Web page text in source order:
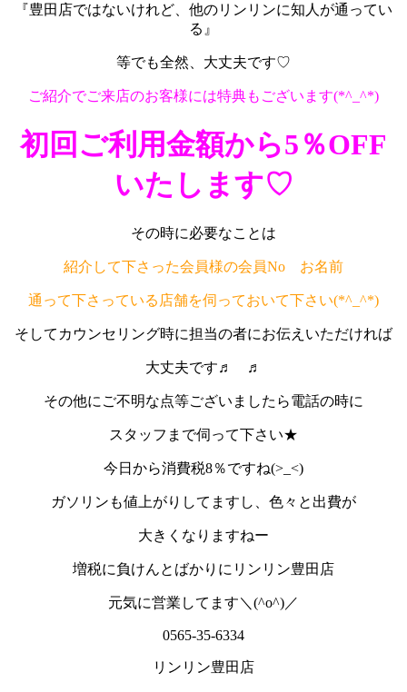
『豊田店ではないけれど、他のリンリンに知人が通ってい
る』
等でも全然、大丈夫です♡
ご紹介でご来店のお客様には特典もございます(*^_^*)
初回ご利用金額から5％OFF
いたします♡
その時に必要なことは
紹介して下さった会員様の会員No お名前
通って下さっている店舗を伺っておいて下さい(*^_^*)
そしてカウンセリング時に担当の者にお伝えいただければ
大丈夫です♬ ♬
その他にご不明な点等ございましたら電話の時に
スタッフまで伺って下さい★
今日から消費税8％ですね(>_<)
ガソリンも値上がりしてますし、色々と出費が
大きくなりますねー
増税に負けんとばかりにリンリン豊田店
元気に営業してます＼(^o^)／
0565-35-6334
リンリン豊田店